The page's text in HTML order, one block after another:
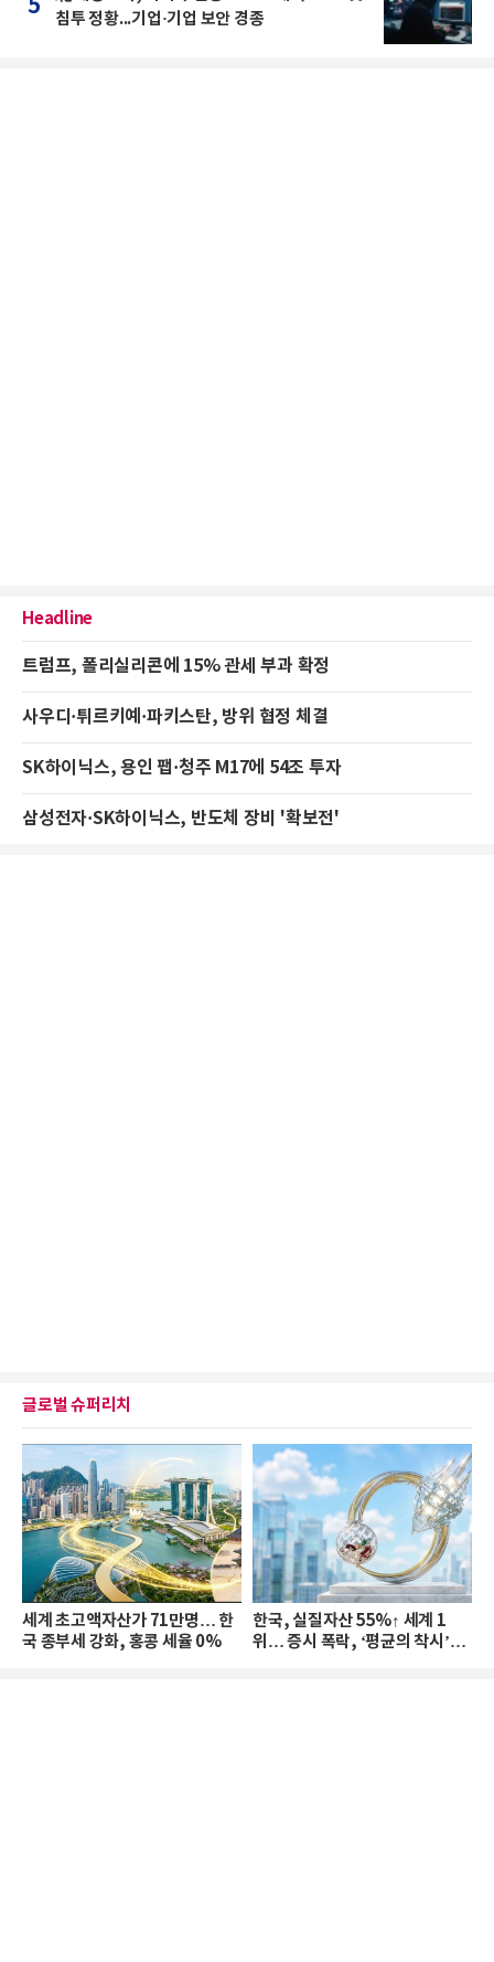
5
침투 정황...기업·기업 보안 경종
Headline
트럼프, 폴리실리콘에 15% 관세 부과 확정
사우디·튀르키예·파키스탄, 방위 협정 체결
SK하이닉스, 용인 팹·청주 M17에 54조 투자
삼성전자·SK하이닉스, 반도체 장비 '확보전'
글로벌 슈퍼리치
세계 초고액자산가 71만명… 한
국 종부세 강화, 홍콩 세율 0%
한국, 실질자산 55%↑ 세계 1
위… 증시 폭락, ‘평균의 착시’와